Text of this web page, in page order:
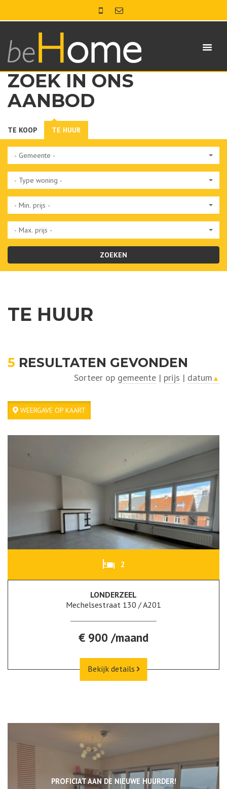
ZOEK IN ONS
AANBOD
- Gemeente -
- Type woning -
- Min. prijs -
- Max. prijs -
ZOEKEN
TE KOOP TE HUUR
TE HUUR
5 RESULTATEN GEVONDEN
Sorteer op gemeente | prijs | datum ▲
WEERGAVE OP KAART
2
LONDERZEEL
Mechelsestraat 130 / A201
€ 900 /maand
Bekijk details
PROFICIAT AAN DE NIEUWE HUURDER!